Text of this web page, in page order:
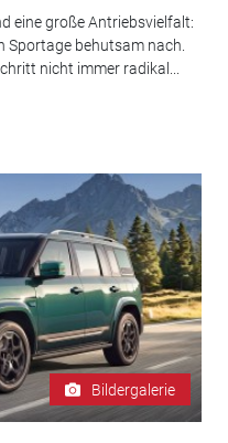
eine große Antriebsvielfalt:
Sportage behutsam nach.
nicht immer radikal...
Bildergalerie